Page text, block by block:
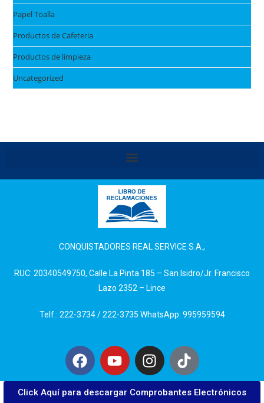
Papel Toalla
Productos de Cafeteria
Productos de limpieza
Uncategorized
CONQUISTADORES REAL SERVICE S.A.,
RUC: 20340549750, Calle La Pinta 185 – San Isidro/Jr. Francisco
Lazo 2352 – Lince
Telf.: 222-3734 / 222-3735 WhatsApp: 995959594
Click Aquí para descargar Comprobantes Electrónicos